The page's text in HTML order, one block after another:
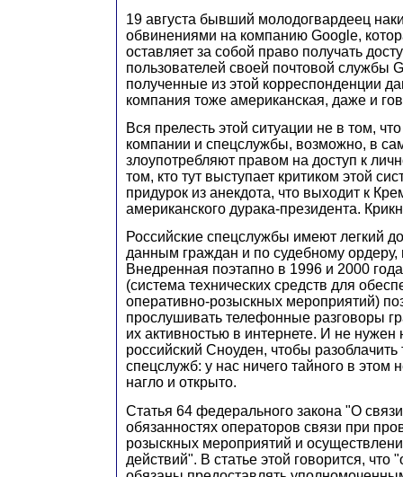
19 августа бывший молодогвардеец
обвинениями на компанию Google,
оставляет за собой право получать
пользователей своей почтовой службы
полученные из этой корреспонденции
компания тоже американская, даже и
Вся прелесть этой ситуации не в том,
компании и спецслужбы, возможно, в
злоупотребляют правом на доступ к
том, кто тут выступает критиком этой
придурок из анекдота, что выходит к
американского дурака-президента.
Российские спецслужбы имеют легкий
данным граждан и по судебному ордеру,
Внедренная поэтапно в 1996 и 2000
(система технических средств для
оперативно-рoзыскных мероприятий)
прослушивать телефонные разговоры
их активностью в интернете. И не нужен
российский Сноуден, чтобы
спецслужб: у нас ничего тайного в этом
нагло и открыто.
Статья 64 федерального закона "О
обязанностях операторов связи при
розыскных мероприятий и
действий". В статье этой говорится, что